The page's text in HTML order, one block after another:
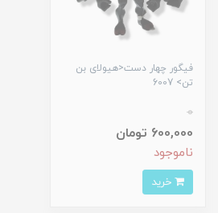
فیگور چهار دست<هیولای بن
تن> 6007
0
600,000 تومان
ناموجود